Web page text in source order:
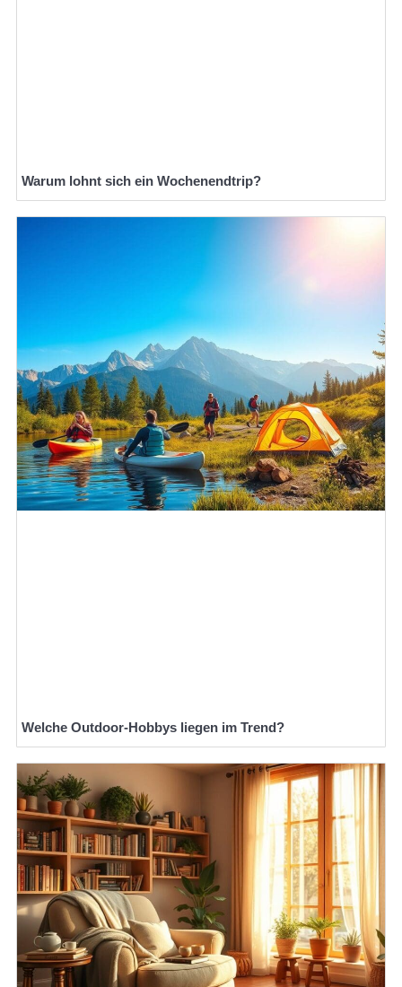
Warum lohnt sich ein Wochenendtrip?
Welche Outdoor-Hobbys liegen im Trend?